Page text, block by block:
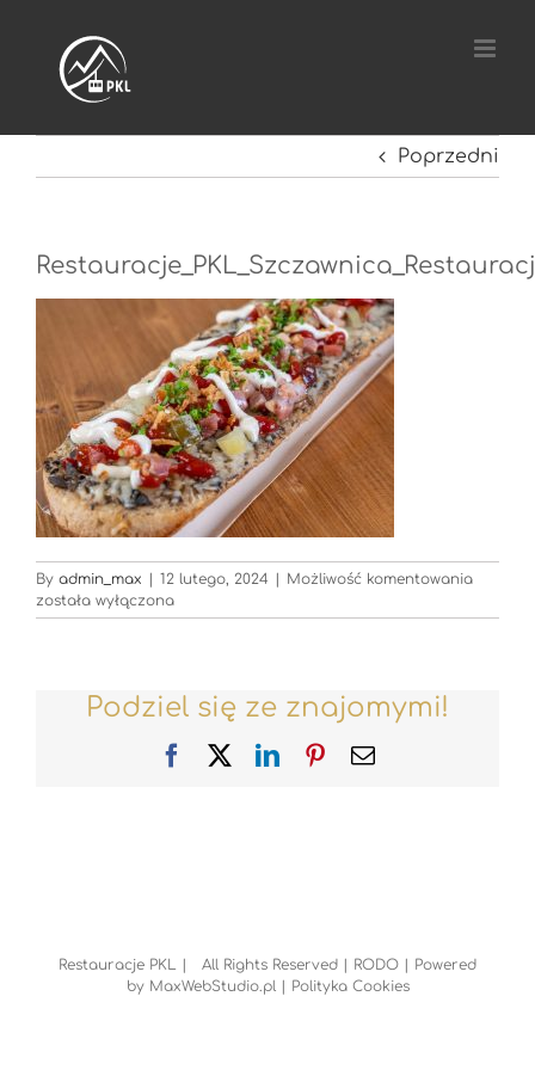
zawartości
Poprzedni
By admin_max | 12 lutego, 2024 | Możliwość komentowania
została wyłączona
Podziel się ze znajomymi!
FacebookLinkedInPinterest
Email
Restauracje PKL | All Rights Reserved | RODO | Powered
by MaxWebStudio.pl| Polityka Cookies